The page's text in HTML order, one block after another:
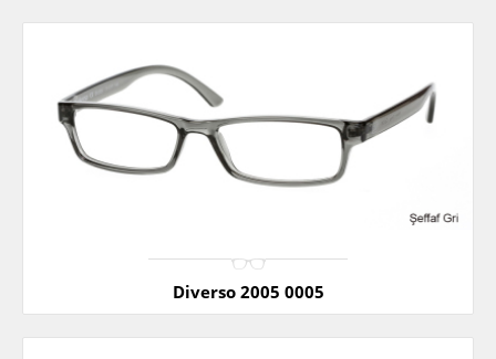
Diverso 2005 0005